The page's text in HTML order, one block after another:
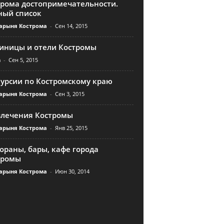
достопримечательности.
список
Кострома - Сен 14, 2015
и отели Костромы
- Сен 5, 2015
по Костромскому краю
Кострома - Сен 3, 2015
Костромы
Кострома - Янв 25, 2015
бары, кафе города
Кострома - Июн 30, 2014